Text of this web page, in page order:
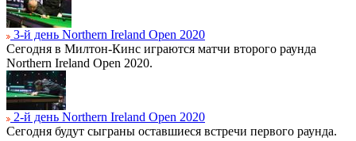
3-й день Northern Ireland Open 2020
Сегодня в Милтон-Кинс играются матчи второго раунда
Northern Ireland Open 2020.
2-й день Northern Ireland Open 2020
Сегодня будут сыграны оставшиеся встречи первого раунда.